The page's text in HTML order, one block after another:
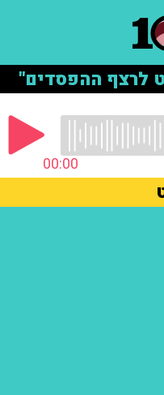
לרצף ההפסדים"
00:00